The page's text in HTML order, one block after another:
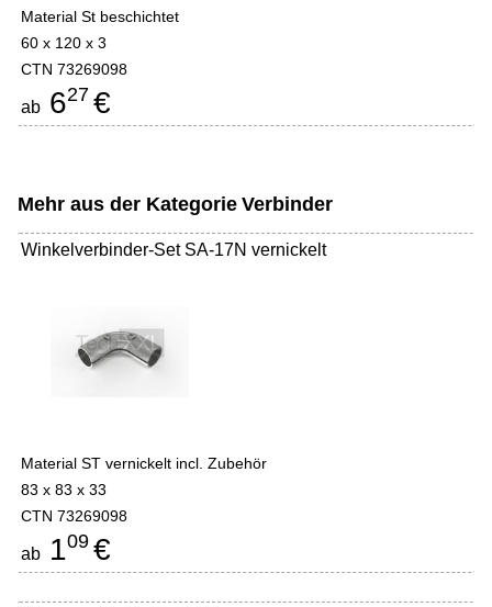
Material St beschichtet
60 x 120 x 3
CTN 73269098
ab 627 €
Mehr aus der Kategorie Verbinder
Winkelverbinder-Set SA-17N vernickelt
Material ST vernickelt incl. Zubehör
83 x 83 x 33
CTN 73269098
ab 109 €